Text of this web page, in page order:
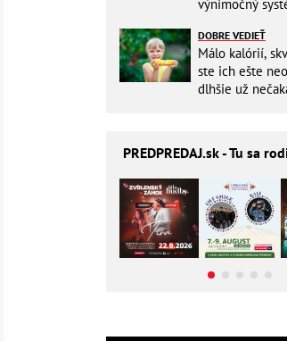
výnimočný
DOBRE VEDIEŤ
Málo kalórií,
ste ich ešte
dlhšie už
PREDPREDAJ.sk - Tu sa